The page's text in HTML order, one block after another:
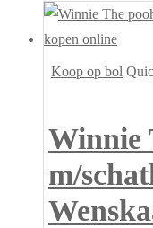
Koop op bol
Winnie
m/